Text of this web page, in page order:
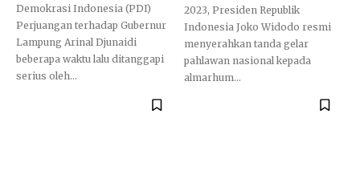
Demokrasi Indonesia (PDI)
Perjuangan terhadap Gubernur
Lampung Arinal Djunaidi
beberapa waktu lalu ditanggapi
serius oleh...
2023, Presiden Republik
Indonesia Joko Widodo resmi
menyerahkan tanda gelar
pahlawan nasional kepada
almarhum...